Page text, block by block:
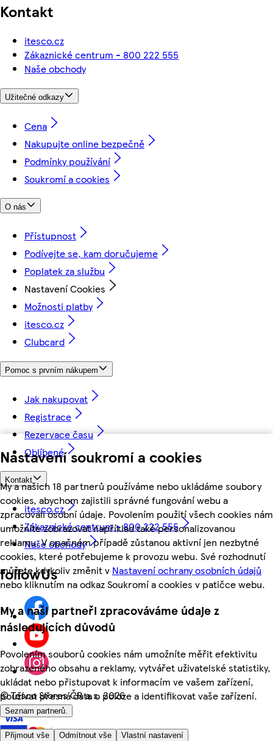
Nastavení soukromí a cookies
My a našich 18 partnerů používáme nebo ukládáme soubory
cookies, abychom zajistili správné fungování webu a
zpracovali osobní údaje. Povolením použití všech cookies nám
umožníte zobrazovat například také personalizovanou
reklamu. V opačném případě zůstanou aktivní jen nezbytné
cookies, které potřebujeme k provozu webu. Své rozhodnutí
můžete kdykoliv změnit v Nastavení ochrany osobních údajů
nebo kliknutím na odkaz Soukromí a cookies v patičce webu.
My a naši partneři zpracováváme údaje z
následujících důvodů
Povolením souborů cookies nám umožníte měřit efektivitu
zobrazeného obsahu a reklamy, vytvářet uživatelské statistiky,
ukládat nebo přistupovat k informacím ve vašem zařízení,
používat přesná data o poloze a identifikovat vaše zařízení.
Seznam partnerů.
Přijmout vše Odmítnout vše Vlastní nastavení
Kontakt
itesco.cz
Zákaznické centrum - 800 222 555
Naše obchody
Užitečné odkazy
Cena
Nakupujte online bezpečně
Podmínky používání
Soukromí a cookies
O nás
Přístupnost
Podívejte se, kam doručujeme
Poplatek za službu
Nastavení Cookies
Možnosti platby
itesco.cz
Clubcard
Pomoc s prvním nákupem
Jak nakupovat
Registrace
Rezervace času
Oblíbené
Kontakt
itesco.cz
Zákaznické centrum - 800 222 555
Naše obchody
followUs
©Tesco Stores ČR a.s. 2026